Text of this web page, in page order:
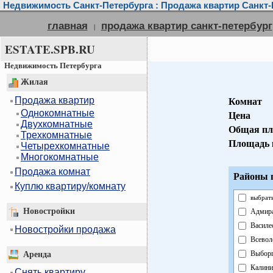
Недвижимость Санкт-Петербурга : Продажа квартир Санкт-
главная | продажа квартир санкт-петербург
ESTATE.SPB.RU
Недвижимость Петербурга
Жилая
Продажа квартир
Однокомнатные
Двухкомнатные
Трехкомнатные
Четырехкомнатные
Многокомнатные
Продажа комнат
Куплю квартиру/комнату
Новостройки
Новостройки продажа
Аренда
Комнат
Цена
Общая
Площадь
Районы